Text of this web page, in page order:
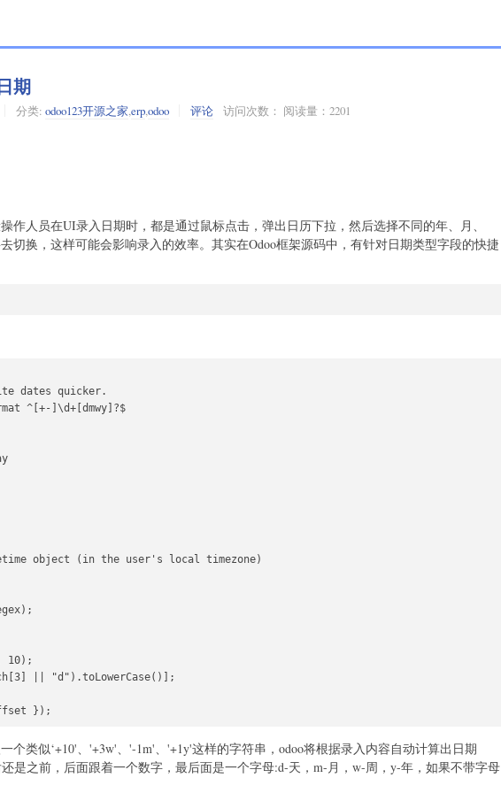
期
分类:odoo123开源之家,erp,odoo 评论 访问次数： 阅读量：2201
作人员在UI录入日期时，都是通过鼠标点击，弹出日历下拉，然后选择不同的年、月、
切换，这样可能会影响录入的效率。其实在Odoo框架源码中，有针对日期类型字段的快捷
dates quicker.
^[+-]\d+[dmwy]?$
object (in the user's local timezone)
10);
|| "d").toLowerCase()];
});
});
个类似‘+10'、'+3w'、'-1m'、'+1y'这样的字符串，odoo将根据录入内容自动计算出日期
是之前，后面跟着一个数字，最后面是一个字母:d-天，m-月，w-周，y-年，如果不带字母